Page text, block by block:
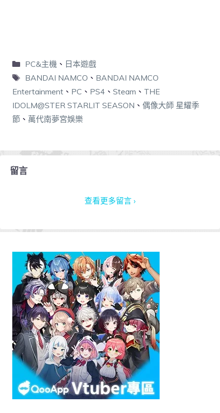
PC&主機 、 日本遊戲
BANDAI NAMCO 、 BANDAI NAMCO
Entertainment 、 PC 、 PS4 、 Steam 、 THE
IDOLM@STER STARLIT SEASON 、 偶像大師 星耀季
節 、 萬代南夢宮娛樂
留言
查看更多留言 ›